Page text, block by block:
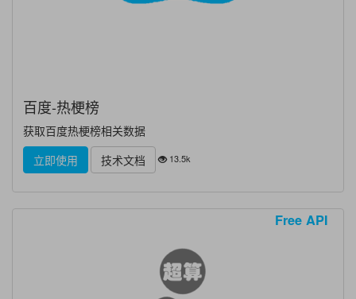
百度-热梗榜
获取百度热梗榜相关数据
立即使用
技术文档 13.5k
Free API